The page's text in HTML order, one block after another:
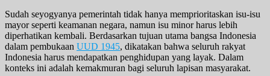
Sudah seyogyanya pemerintah tidak hanya memprioritaskan isu-isu
mayor seperti keamanan negara, namun isu minor harus lebih
diperhatikan kembali. Berdasarkan tujuan utama bangsa Indonesia
dalam pembukaan UUD 1945, dikatakan bahwa seluruh rakyat
Indonesia harus mendapatkan penghidupan yang layak. Dalam
konteks ini adalah kemakmuran bagi seluruh lapisan masyarakat.